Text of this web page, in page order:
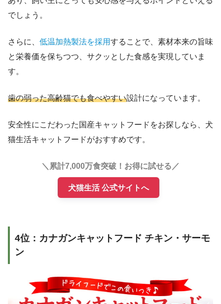
でしょう。
さらに、 低温加熱製法を採用することで、素材本来の旨味
と栄養価を保ちつつ、サクッとした食感を実現していま
す。
歯の弱った高齢猫でも食べやすい設計になっています。
安全性にこだわった国産キャットフードをお探しなら、犬
猫生活キャットフードがおすすめです。
＼累計7,000万食突破！お得に試せる／
犬猫生活 公式サイトへ
4位：カナガンキャットフード チキン・サーモ
ン